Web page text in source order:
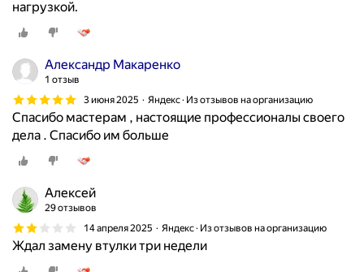
нагрузкой.
Александр Макаренко
1 отзыв
3 июня 2025
Яндекс · Из отзывов на организацию
Спасибо мастерам , настоящие профессионалы своего
дела . Спасибо им больше
Алексей
29 отзывов
14 апреля 2025
Яндекс · Из отзывов на организацию
Ждал замену втулки три недели